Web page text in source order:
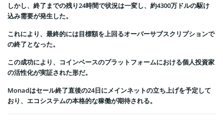
しかし、終了までの残り24時間で状況は一変し、約4300万ドルの駆け
込み需要が発生した。
これにより、最終的には目標額を上回るオーバーサブスクリプションで
の終了となった。
この成功により、コインベースのプラットフォームにおける個人投資家
の活性化が実証された形だ。
Monadはセール終了直後の24日にメインネットの立ち上げを予定して
おり、エコシステムの本格的な稼働が期待される。